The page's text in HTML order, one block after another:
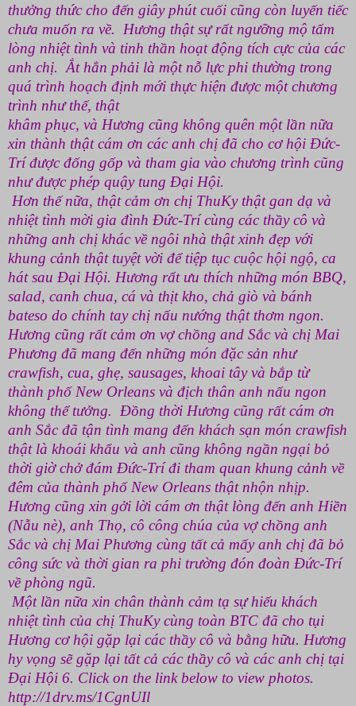
thưởng thức cho đến giây phút cuối cũng còn luyến tiếc
chưa muốn ra về. Hương thật sự rất ngưỡng mộ tấm
lòng nhiệt tình và tinh thần hoạt động tích cực của các
anh chị. Ắt hẳn phải là một nỗ lực phi thường trong
quá trình hoạch định mới thực hiện được một chương
trình như thế, thật
khâm phục, và Hương cũng không quên một lần nữa
xin thành thật cám ơn các anh chị đã cho cơ hội Đức-
Trí được đống gốp và tham gia vào chương trình cũng
như được phép quậy tung Đại Hội.
Hơn thế nữa, thật cảm ơn chị ThuKy thật gan dạ và
nhiệt tình mời gia đình Đức-Trí cùng các thầy cô và
những anh chị khác về ngôi nhà thật xinh đẹp với
khung cảnh thật tuyệt vời để tiệp tục cuộc hội ngộ, ca
hát sau Đại Hội. Hương rất ưu thích những món BBQ,
salad, canh chua, cá và thịt kho, chả giò và bánh
bateso do chính tay chị nấu nướng thật thơm ngon.
Hương cũng rất cảm ơn vợ chồng and Sắc và chị Mai
Phương đã mang đến những món đặc sản như
crawfish, cua, ghẹ, sausages, khoai tây và bắp từ
thành phố New Orleans và địch thân anh nấu ngon
không thể tưởng. Đồng thời Hương cũng rất cám ơn
anh Sắc đã tận tình mang đến khách sạn món crawfish
thật là khoái khẩu và anh cũng không ngần ngại bỏ
thời giờ chở đám Đức-Trí đi tham quan khung cảnh về
đêm của thành phố New Orleans thật nhộn nhịp.
Hương cũng xin gởi lời cám ơn thật lòng đến anh Hiền
(Nẫu nè), anh Thọ, cô công chúa của vợ chồng anh
Sắc và chị Mai Phương cùng tất cả mấy anh chị đã bỏ
công sức và thời gian ra phi trường đón đoàn Đức-Trí
về phòng ngũ.
Một lần nữa xin chân thành cảm tạ sự hiếu khách
nhiệt tình của chị ThuKy cùng toàn BTC đã cho tụi
Hương cơ hội gặp lại các thầy cô và bằng hữu. Hương
hy vọng sẽ gặp lại tất cả các thầy cô và các anh chị tại
Đại Hội 6. Click on the link below to view photos.
http://1drv.ms/1CgnUIl